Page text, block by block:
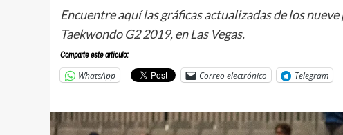
Encuentre aquí las gráficas actualizadas de los
Taekwondo G2 2019, en Las Vegas.
Comparte este articulo:
WhatsApp Correo electrónico Telegram